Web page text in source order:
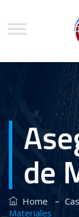
de
Home –
Materiales